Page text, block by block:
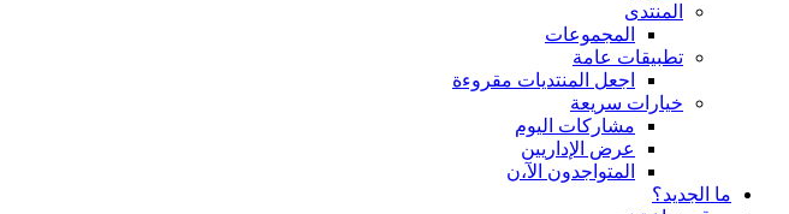
المنتدى
المجموعات
تطبيقات عامة
اجعل المنتديات مقروءة
خيارات سريعة
مشاركات اليوم
عرض الإداريين
المتواجدون الآ،ن
ما الجديد؟